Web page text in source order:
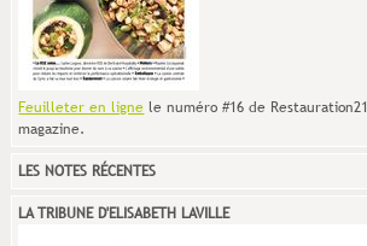
Feuilleter en ligne le numéro #16 de
magazine.
LES NOTES RÉCENTES
LA TRIBUNE D'ELISABETH LAVILLE